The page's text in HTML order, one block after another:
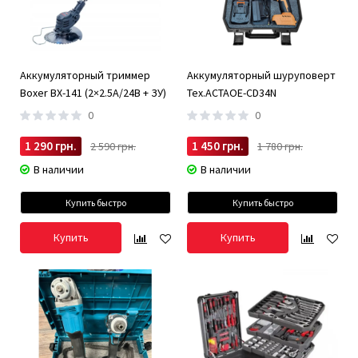
Аккумуляторный триммер
Boxer BX-141 (2×2.5А/24В + ЗУ)
0
1 290 грн.
2 590 грн.
В наличии
Купить быстро
Купить
Аккумуляторный шуруповерт
Tex.ACTAOE-CD34N
0
1 450 грн.
1 780 грн.
В наличии
Купить быстро
Купить